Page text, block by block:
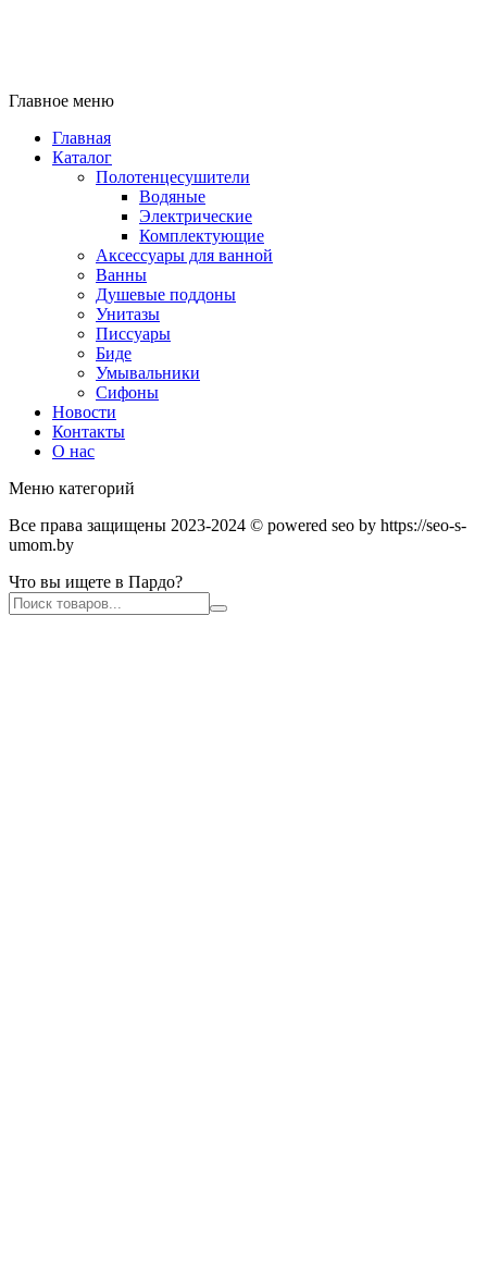
Главное меню
Главная
Каталог
Полотенцесушители
Водяные
Электрические
Комплектующие
Аксессуары для ванной
Ванны
Душевые поддоны
Унитазы
Писсуары
Биде
Умывальники
Сифоны
Новости
Контакты
О нас
Меню категорий
Все права защищены 2023-2024 © powered seo by https://seo-s-
umom.by
Что вы ищете в Пардо?